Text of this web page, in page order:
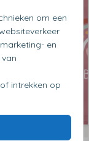
om een
en
intrekken op